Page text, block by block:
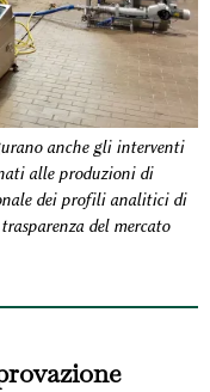
anche gli interventi
alle produzioni di
dei profili analitici di
del mercato